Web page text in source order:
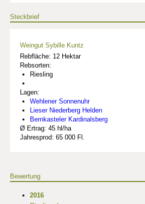
Steckbrief
Weingut Sybille Kuntz
Rebfläche: 12 Hektar
Rebsorten:
Riesling
Lagen:
Wehlener Sonnenuhr
Lieser Niederberg Helden
Bernkasteler Kardinalsberg
Ø Ertrag: 45 hl/ha
Jahresprod: 65 000 Fl.
Bewertung
2016